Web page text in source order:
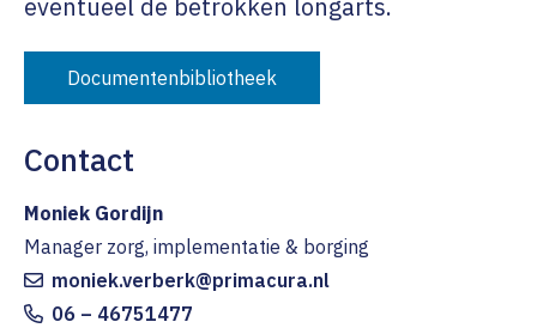
eventueel de betrokken longarts.
Documentenbibliotheek
Contact
Moniek Gordijn
Manager zorg, implementatie & borging
moniek.verberk@primacura.nl
06 – 46751477